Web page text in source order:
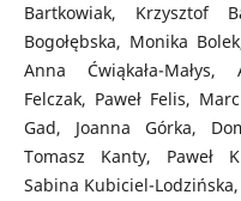
Bartkowiak, Krzysztof
Bogołębska, Monika
Anna Ćwiąkała-Małys,
Felczak, Paweł Felis,
Gad, Joanna Górka,
Tomasz Kanty, Paweł
Sabina Kubiciel-